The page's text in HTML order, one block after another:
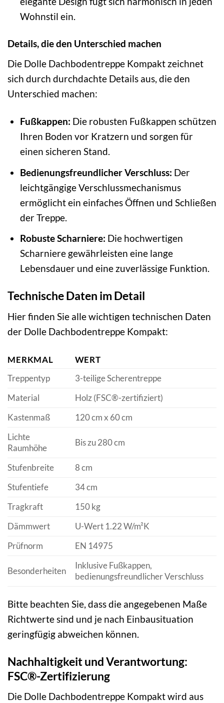
Wohnstil ein.
Details, die den Unterschied machen
Die Dolle Dachbodentreppe Kompakt zeichnet
sich durch durchdachte Details aus, die den
Unterschied machen:
Fußkappen: Die robusten Fußkappen schützen
Ihren Boden vor Kratzern und sorgen für
einen sicheren Stand.
Bedienungsfreundlicher Verschluss: Der
leichtgängige Verschlussmechanismus
ermöglicht ein einfaches Öffnen und Schließen
der Treppe.
Robuste Scharniere: Die hochwertigen
Scharniere gewährleisten eine lange
Lebensdauer und eine zuverlässige Funktion.
Technische Daten im Detail
Hier finden Sie alle wichtigen technischen Daten
der Dolle Dachbodentreppe Kompakt:
MERKMAL
WERT
Treppentyp
3-teilige Scherentreppe
Material
Holz (FSC®-zertifiziert)
Kastenmaß
120 cm x 60 cm
Lichte
Raumhöhe
Bis zu 280 cm
Stufenbreite
8 cm
Stufentiefe
34 cm
Tragkraft
150 kg
Dämmwert
U-Wert 1.22 W/m²K
Prüfnorm
EN 14975
Besonderheiten
Inklusive Fußkappen,
bedienungsfreundlicher Verschluss
Bitte beachten Sie, dass die angegebenen Maße
Richtwerte sind und je nach Einbausituation
geringfügig abweichen können.
Nachhaltigkeit und Verantwortung:
FSC®-Zertifizierung
Die Dolle Dachbodentreppe Kompakt wird aus